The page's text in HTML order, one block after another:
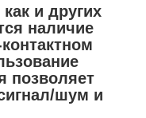
и других
наличие
позволяет
шум и